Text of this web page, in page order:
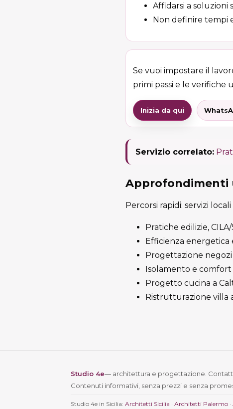
Affidarsi a soluzioni
Non definire tempi
Se vuoi impostare il
primi passi e le verifiche
Inizia da qui
Servizio correlato:
Approfondimenti
Percorsi rapidi: servizi
Pratiche edilizie,
Efficienza energetica
Progettazione negozi
Isolamento e comfort
Progetto cucina a
Ristrutturazione villa
Studio 4e— architettura e progettazione.
Contenuti informativi, senza prezzi e senza
Studio 4e in Sicilia: Architetti Sicilia · Architetti Palermo ·